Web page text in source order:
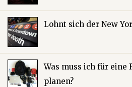
Lohnt sich der New
Was muss ich für eine
planen?